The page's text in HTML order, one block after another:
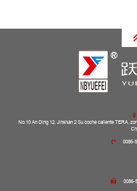
No.10 An Ding 12, Jinshan 2 Su coche caliente TERA,
0086-
0086-